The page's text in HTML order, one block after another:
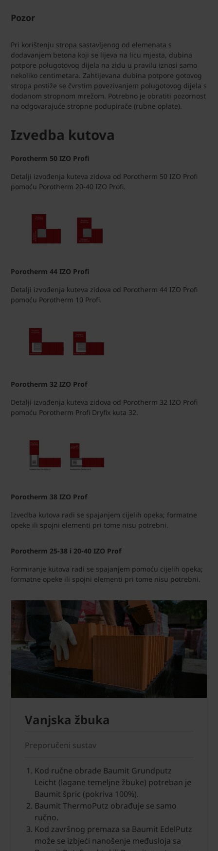
Pozor
Pri korištenju stropa sastavljenog od elemenata s
dodavanjem betona koji se lijeva na licu mjesta, dubina
potpore polugotovog dijela na zidu u pravilu iznosi samo
nekoliko centimetara. Zahtijevana dubina potpore gotovog
stropa postiže se čvrstim povezivanjem polugotovog dijela s
dodanom stropnom mrežom. Potrebno je obratiti pozornost
na odgovarajuće stropne podupirače (rubne oplate).
Izvedba kutova
Porotherm 50 IZO Profi
Detalji izvođenja kuteva zidova od Porotherm 50 IZO Profi
pomoću Porotherm 20-40 IZO Profi.
Porotherm 44 IZO Profi
Detalji izvođenja kuteva zidova od Porotherm 44 IZO Profi
pomoću Porotherm 10 Profi.
Porotherm 32 IZO Prof
Detalji izvođenja kuteva zidova od Porotherm 32 IZO Profi
pomoću Porotherm Profi Dryfix kuta 32.
Porotherm 38 IZO Prof
Izvedba kutova radi se spajanjem cijelih opeka; formatne
opeke ili spojni elementi pri tome nisu potrebni.
Porotherm 25-38 i 20-40 IZO Prof
Formiranje kutova radi se spajanjem pomoću cijelih opeka;
formatne opeke ili spojni elementi pri tome nisu potrebni.
Vanjska žbuka
Preporučeni sustav
Kod ručne obrade Baumit Grundputz
Leicht (lagane temeljne žbuke) potreban je
Baumit špric (pokriva 100%).
Baumit ThermoPutz obrađuje se samo
ručno.
Kod završnog premaza sa Baumit EdelPutz
može se izbjeći nanošenje međusloja sa